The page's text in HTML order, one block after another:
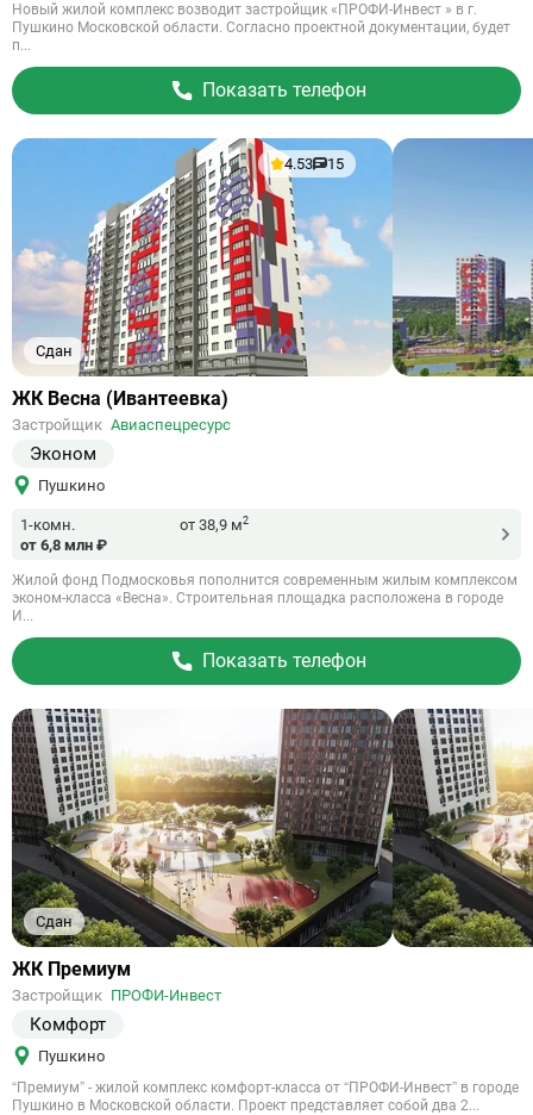
Новый жилой комплекс возводит застройщик «ПРОФИ-Инвест » в г.
Пушкино Московской области. Согласно проектной документации, будет
п...
Показать телефон
Сдан
4.53 15
Ссылка
объект
ЖК Весна (Ивантеевка)
Застройщик Авиаспецресурс
Эконом
Пушкино
1-комн. от 38,9 м2
от 6,8 млн ₽
Жилой фонд Подмосковья пополнится современным жилым комплексом
эконом-класса «Весна». Строительная площадка расположена в городе
И...
Показать телефон
Сдан
Ссылка
объект
ЖК Премиум
Застройщик ПРОФИ-Инвест
Комфорт
Пушкино
“Премиум” - жилой комплекс комфорт-класса от “ПРОФИ-Инвест” в городе
Пушкино в Московской области. Проект представляет собой два 2...